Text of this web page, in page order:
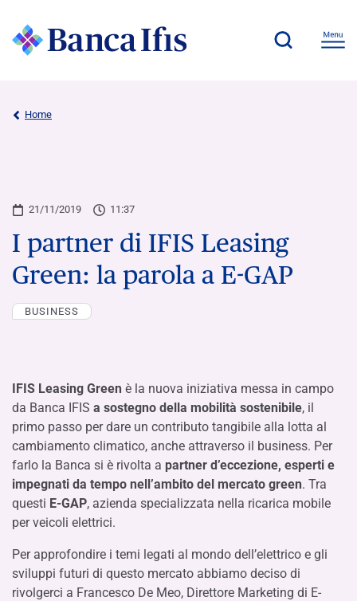
Home
21/11/2019 11:37
I partner di IFIS Leasing
Green: la parola a E-GAP
BUSINESS
IFIS Leasing Green è la nuova iniziativa messa in campo
da Banca IFIS a sostegno della mobilità sostenibile, il
primo passo per dare un contributo tangibile alla lotta al
cambiamento climatico, anche attraverso il business. Per
farlo la Banca si è rivolta a partner d’eccezione, esperti e
impegnati da tempo nell’ambito del mercato green. Tra
questi E-GAP, azienda specializzata nella ricarica mobile
per veicoli elettrici.
Per approfondire i temi legati al mondo dell’elettrico e gli
sviluppi futuri di questo mercato abbiamo deciso di
rivolgerci a Francesco De Meo, Direttore Marketing di E-